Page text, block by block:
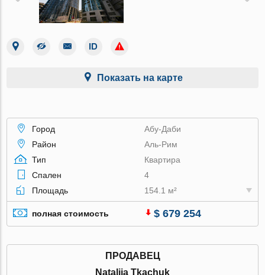
Показать на карте
Город
Абу-Даби
Район
Аль-Рим
Тип
Квартира
Спален
4
Площадь
154.1 м²
полная стоимость $ 679 254
ПРОДАВЕЦ
Nataliia Tkachuk